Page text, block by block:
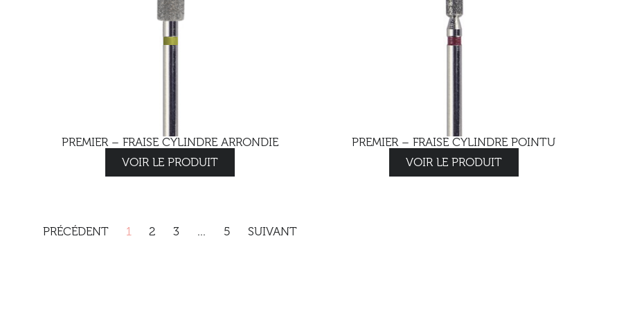
PREMIER – FRAISE CYLINDRE ARRONDIE
VOIR LE PRODUIT
PREMIER – FRAISE CYLINDRE POINTU
VOIR LE PRODUIT
PRÉCÉDENT 1 2 3 … 5 SUIVANT